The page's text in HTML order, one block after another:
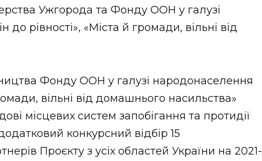
Ужгорода та Фонду ООН у галузі
рівності», «Міста й громади, вільні від
Фонду ООН у галузі народонаселення
вільні від домашнього насильства»
місцевих систем запобігання та протидії
конкурсний відбір 15
Проєкту з усіх областей України на 2021-